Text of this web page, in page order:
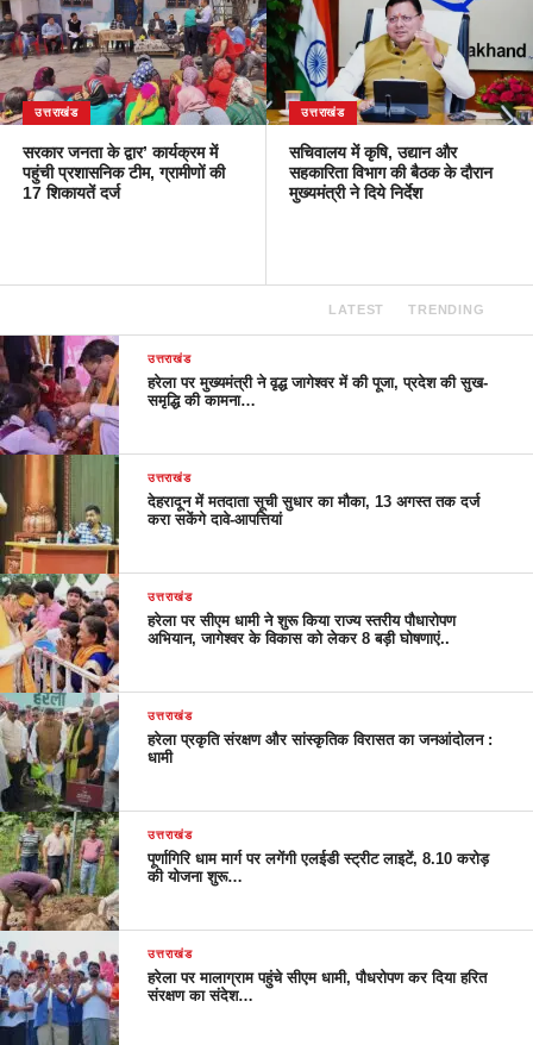
उत्तराखंड
सरकार जनता के द्वार’ कार्यक्रम में
पहुंची प्रशासनिक टीम, ग्रामीणों की
17 शिकायतें दर्ज
उत्तराखंड
सचिवालय में कृषि, उद्यान और
सहकारिता विभाग की बैठक के दौरान
मुख्यमंत्री ने दिये निर्देश
LATEST TRENDING
उत्तराखंड
हरेला पर मुख्यमंत्री ने वृद्ध जागेश्वर में की पूजा, प्रदेश की सुख-
समृद्धि की कामना…
उत्तराखंड
देहरादून में मतदाता सूची सुधार का मौका, 13 अगस्त तक दर्ज
करा सकेंगे दावे-आपत्तियां
उत्तराखंड
हरेला पर सीएम धामी ने शुरू किया राज्य स्तरीय पौधारोपण
अभियान, जागेश्वर के विकास को लेकर 8 बड़ी घोषणाएं..
उत्तराखंड
हरेला प्रकृति संरक्षण और सांस्कृतिक विरासत का जनआंदोलन :
धामी
उत्तराखंड
पूर्णागिरि धाम मार्ग पर लगेंगी एलईडी स्ट्रीट लाइटें, 8.10 करोड़
की योजना शुरू…
उत्तराखंड
हरेला पर मालाग्राम पहुंचे सीएम धामी, पौधरोपण कर दिया हरित
संरक्षण का संदेश…